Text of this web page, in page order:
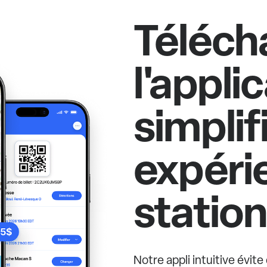
Notre appli intuitive évite